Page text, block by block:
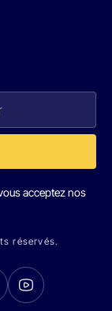
acceptez nos
réservés.